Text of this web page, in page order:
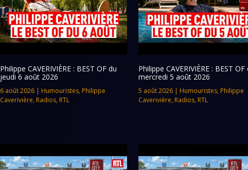
Philippe CAVERIVIÈRE : BEST OF du
jeudi 6 août 2026
6 août 2026| Humouristes, Philippe
Caverivière, Radios, RTL
Philippe CAVERIVIÈRE : BEST OF
mercredi 5 août 2026
5 août 2026| Humouristes, Philippe
Caverivière, Radios, RTL